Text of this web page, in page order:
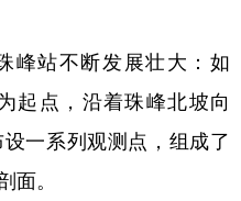
站不断发展壮大：如
起点，沿着珠峰北坡向
一系列观测点，组成了
。